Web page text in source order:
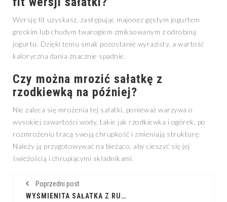
Wersję fit uzyskasz, zastępując majonez gęstym jogurtem
greckim lub chudym twarogiem zmiksowanym z odrobiną
jogurtu. Dzięki temu smak pozostanie wyrazisty, a wartość
kaloryczna dania znacznie spadnie.
Czy można mrozić sałatkę z
rzodkiewką na później?
Nie zaleca się mrożenia tej sałatki, ponieważ warzywa o
wysokiej zawartości wody, takie jak rzodkiewka i ogórek, po
rozmrożeniu tracą swoją chrupkość i zmieniają strukturę.
Należy ją przygotowywać na bieżąco, aby cieszyć się jej
świeżością i chrupiącymi składnikami.
Poprzedni post
WYŚMIENITA SAŁATKA Z RUKOLĄ, SUSZONYMI POMIDORAMI I SŁONECZNIKIEM KROK PO KROKU